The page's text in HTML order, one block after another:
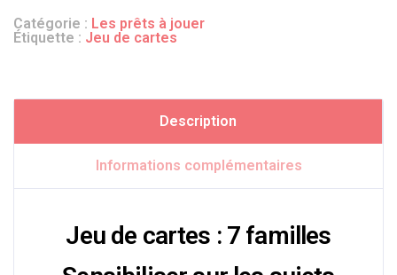
Catégorie : Les prêts à jouer
Étiquette : Jeu de cartes
Description
Informations complémentaires
Jeu de cartes : 7 familles